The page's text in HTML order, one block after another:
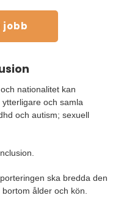
jobb
nationalitet kan
och samla
och autism; sexuell
ska bredda den
ålder och kön.